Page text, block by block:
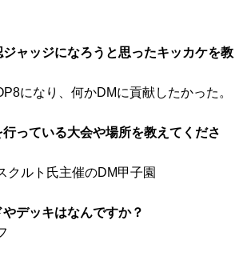
ャッジになろうと思ったキッカケを教
になり、何かDMに貢献したかった。
っている大会や場所を教えてくださ
クルト氏主催のDM甲子園
デッキはなんですか？